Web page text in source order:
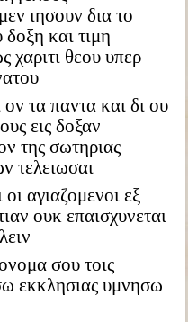
ιησουν δια το
και τιμη
θεου υπερ
τα παντα και δι ου
εις δοξαν
της σωτηριας
τελειωσαι
αγιαζομενοι εξ
ουκ επαισχυνεται
σου τοις
εκκλησιας υμνησω